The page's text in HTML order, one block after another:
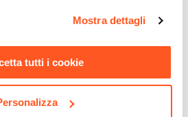
informazioni si invita a leggere la
Mostra dettagli
tutti i cookie